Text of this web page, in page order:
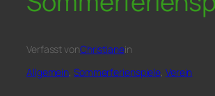
Verfasst vonChristianein
Allgemein, Sommerferienspiele, Verein